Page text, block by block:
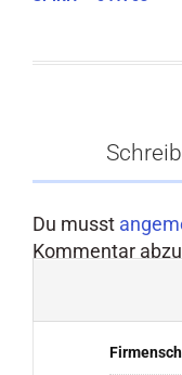
Du musst
Kommentar